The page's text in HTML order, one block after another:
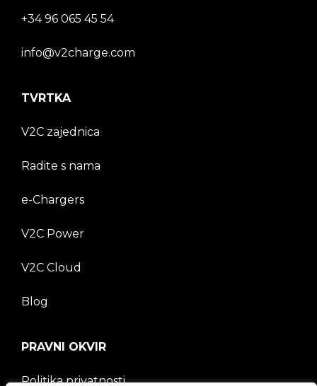
+34 96 065 45 54
info@v2charge.com
TVRTKA
V2C zajednica
Radite s nama
e-Chargers
V2C Power
V2C Cloud
Blog
PRAVNI OKVIR
Politika privatnosti